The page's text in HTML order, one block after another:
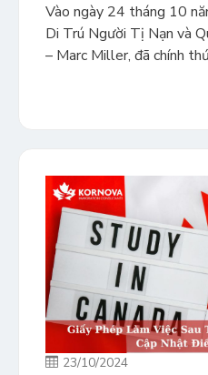
Vào ngày 24 tháng 10
Di Trú Người Tị Nạn và
– Marc Miller, đã chính
này được thiết lập với
23/10/2024